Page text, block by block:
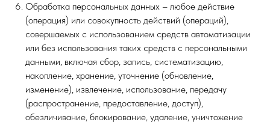
Обработка персональных данных – любое действие
(операция) или совокупность действий (операций),
совершаемых с использованием средств автоматизации
или без использования таких средств с персональными
данными, включая сбор, запись, систематизацию,
накопление, хранение, уточнение (обновление,
изменение), извлечение, использование, передачу
(распространение, предоставление, доступ),
обезличивание, блокирование, удаление, уничтожение